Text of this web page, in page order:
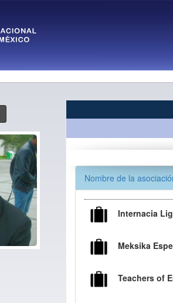
Nombre de la
Internacia
Meksika
Teachers of